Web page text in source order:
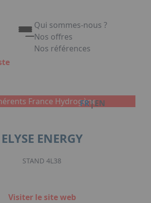
Qui sommes-nous ?
Nos offres
Nos références
FR|EN
France Hydrogène
ELYSE ENERGY
STAND 4L38
Visiter le site web
des cookies